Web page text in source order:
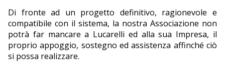
Di fronte ad un progetto definitivo, ragionevole e
compatibile con il sistema, la nostra Associazione non
potrà far mancare a Lucarelli ed alla sua Impresa, il
proprio appoggio, sostegno ed assistenza affinché ciò
si possa realizzare.